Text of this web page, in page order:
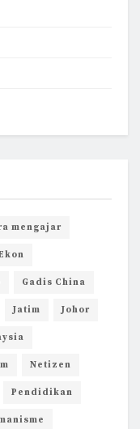
mengajar
Gadis China
Jatim Johor
Netizen
Pendidikan